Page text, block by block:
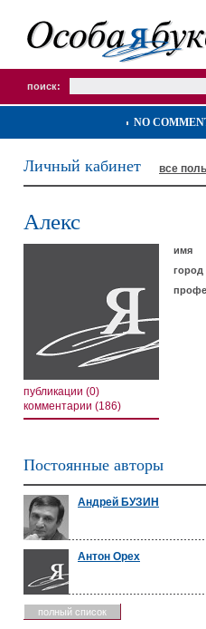
поиск:
NO
Личный кабинет все
Алекс
публикации (0)
комментарии (186)
имя
город
Постоянные авторы
Андрей БУЗИН
Антон Орех
полный список